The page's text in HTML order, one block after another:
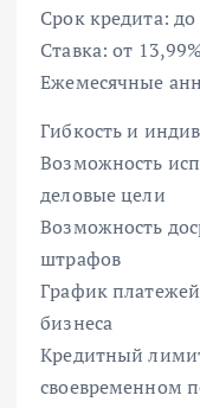
Срок кредита:
Ставка: от
Ежемесячные
Гибкость и
Возможность
деловые цели
Возможность
штрафов
График
бизнеса
Кредитный
своевременном